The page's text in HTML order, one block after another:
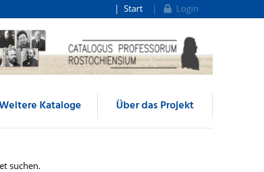
Start Login
Kataloge Über das Projekt
suchen.